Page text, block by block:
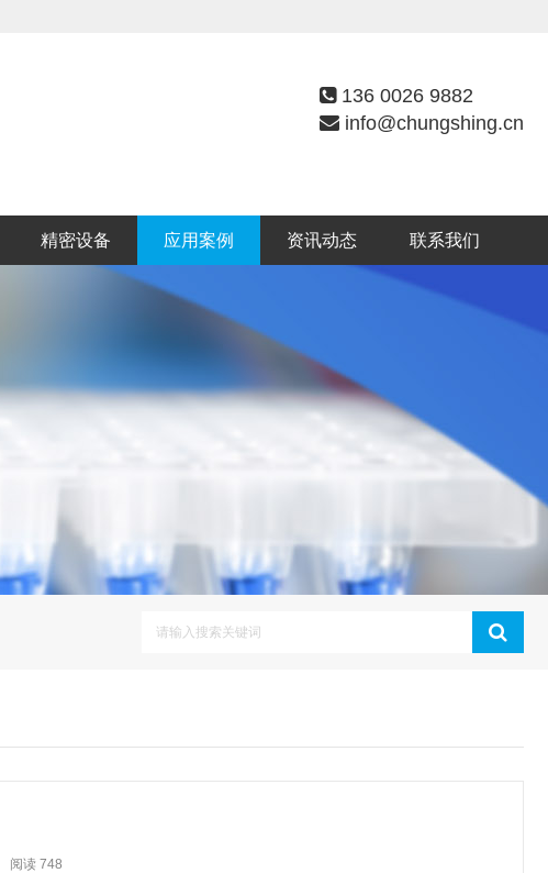
136 0026 9882
info@chungshing.cn
精密设备 应用案例 资讯动态 联系我们
阅读 748